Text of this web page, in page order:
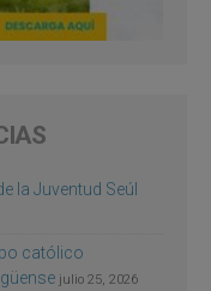
la Juventud Seúl
católico
julio 25, 2026